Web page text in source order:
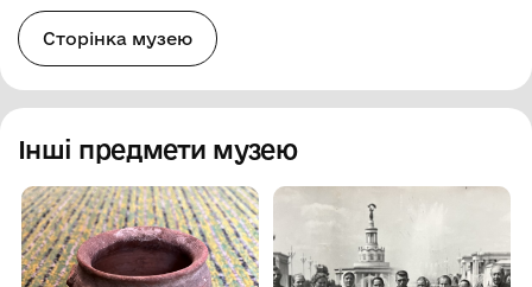
Сторінка музею
Інші предмети музею